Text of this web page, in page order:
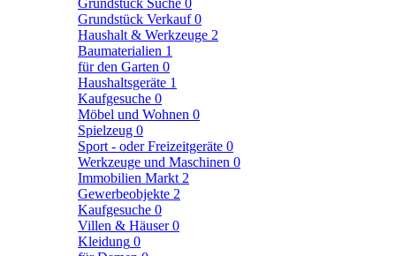
Grundstück Suche 0
Grundstück Verkauf0
Haushalt & Werkzeuge 2
Baumaterialien 1
für den Garten 0
Haushaltsgeräte 1
Kaufgesuche 0
Möbel und Wohnen 0
Spielzeug 0
Sport - oder Freizeitgeräte 0
Werkzeuge und Maschinen 0
Immobilien Markt 2
Gewerbeobjekte 2
Kaufgesuche 0
Villen & Häuser0
Kleidung 0